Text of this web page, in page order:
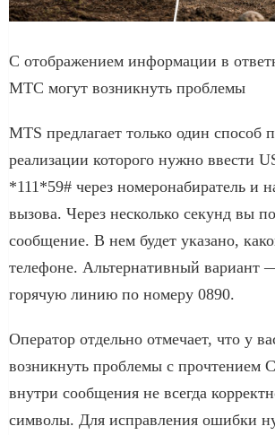
С отображением информации в
МТС могут возникнуть проблемы
MTS предлагает только один способ
реализации которого нужно ввести
*111*59# через номеронабиратель и
вызова. Через несколько секунд вы
сообщение. В нем будет указано,
телефоне. Альтернативный вариант
горячую линию по номеру 0890.
Оператор отдельно отмечает, что у
возникнуть проблемы с прочтением
внутри сообщения не всегда
символы. Для исправления ошибки